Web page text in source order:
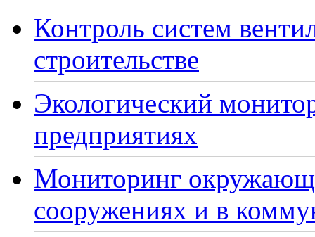
Контроль систем
строительстве
Экологический
предприятиях
Мониторинг
сооружениях и в